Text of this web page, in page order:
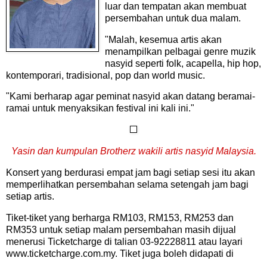
luar dan tempatan akan membuat
persembahan untuk dua malam.
"Malah, kesemua artis akan
menampilkan pelbagai genre muzik
nasyid seperti folk, acapella, hip hop,
kontemporari, tradisional, pop dan world music.
"Kami berharap agar peminat nasyid akan datang beramai-
ramai untuk menyaksikan festival ini kali ini."
Yasin dan kumpulan Brotherz wakili artis nasyid Malaysia.
Konsert yang berdurasi empat jam bagi setiap sesi itu akan
memperlihatkan persembahan selama setengah jam bagi
setiap artis.
Tiket-tiket yang berharga RM103, RM153, RM253 dan
RM353 untuk setiap malam persembahan masih dijual
menerusi Ticketcharge di talian 03-92228811 atau layari
www.ticketcharge.com.my. Tiket juga boleh didapati di